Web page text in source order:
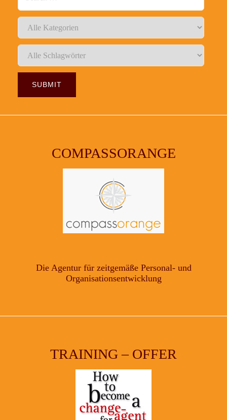
COMPASSORANGE
Die Agentur für zeitgemäße Personal- und
Organisationsentwicklung
TRAINING – OFFER